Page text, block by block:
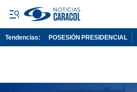
Tendencias: POSESIÓN PRESIDENCIAL